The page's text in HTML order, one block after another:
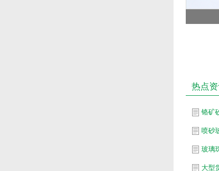
热点
铬矿
喷砂
玻璃